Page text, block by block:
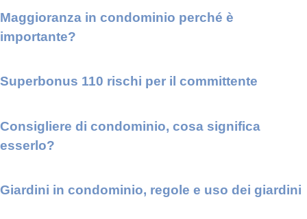
Maggioranza in condominio perché è
importante?
Superbonus 110 rischi per il committente
Consigliere di condominio, cosa significa
esserlo?
Giardini in condominio, regole e uso dei giardini